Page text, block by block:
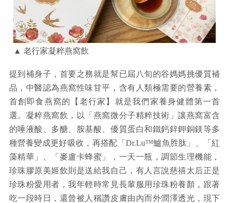
▲ 老行家凝粹燕窩飲
提到補身子，首要之務就是幫已屆八旬的谷媽媽挑優質補
品，中醫認為燕窩性味甘平，含有人類極需要的營養素，
首創即食燕窩的【老行家】就是我們家養身健體第一首
選。凝粹燕窩飲，以「燕窩微分子精粹技術」讓燕窩富含
的唾液酸、多醣、胺基酸、優質蛋白和鐵鈣鋅鉀銅鎂等多
種營養變成更好吸收，再搭配「Dr.Lu™鱸魚胜肽」、「紅
藻精華」、「麥盧卡蜂蜜」，一天一瓶，調節生理機能，
珍珠膠原美姬飲則是送給我自己，有人言說慈禧太后正是
珍珠粉愛用者，我年輕時常見長輩服用珍珠粉養顏，跟著
吃一段時日，還曾被人稱讚皮膚由內而外潤澤透光，現下